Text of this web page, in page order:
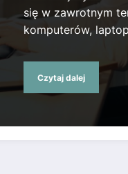
się w zawrotnym
komputerów,
Czytaj dalej